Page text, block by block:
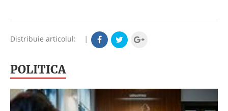
Distribuie articolul: |
POLITICA